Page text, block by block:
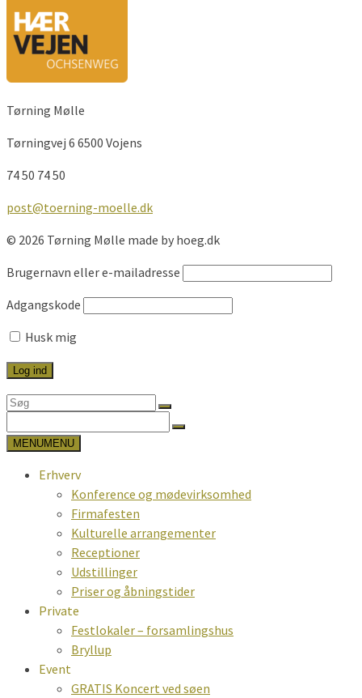
Tørning Mølle
Tørningvej 6 6500 Vojens
74 50 74 50
post@toerning-moelle.dk
© 2026 Tørning Mølle made by hoeg.dk
Brugernavn eller e-mailadresse
Adgangskode
Husk mig
Search
for:MENUMENU
Erhverv
Konference og mødevirksomhed
Firmafesten
Kulturelle arrangementer
Receptioner
Udstillinger
Priser og åbningstider
Private
Festlokaler – forsamlingshus
Bryllup
Event
GRATIS Koncert ved søen